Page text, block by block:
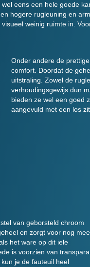
eens een hele goede
hogere rugleuning en
weinig ruimte in.
Onder andere de
comfort. Doordat de
uitstraling. Zowel de
verhoudingsgewijs dun
bieden ze wel een goed
aangevuld met een los
van geborsteld chroom
en zorgt voor nog
het ware op dit iele
is voorzien van
je de fauteuil heel